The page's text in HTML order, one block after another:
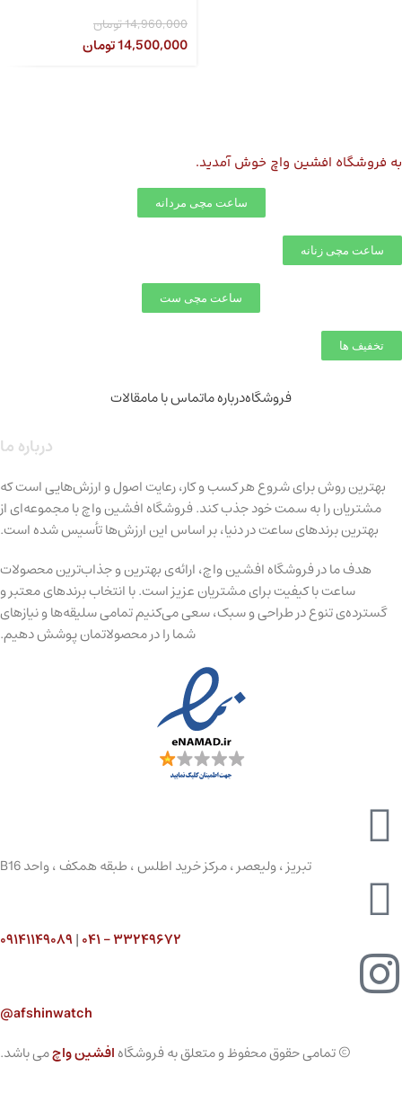
1302SG-7AVDF
14,960,000تومان
14,500,000تومان
به فروشگاه افشین واچ خوش آمدید.
ساعت مچی مردانه
ساعت مچی زنانه
ساعت مچی ست
تخفیف ها
فروشگاهدرباره ماتماس با مامقالات
درباره ما
بهترین روش برای شروع هر کسب و کار، رعایت اصول و ارزش‌هایی است که
مشتریان را به سمت خود جذب کند. فروشگاه افشین واچ با مجموعه‌ای از
بهترین برندهای ساعت در دنیا، بر اساس این ارزش‌ها تأسیس شده است.
هدف ما در فروشگاه افشین واچ، ارائه‌ی بهترین و جذاب‌ترین محصولات
ساعت با کیفیت برای مشتریان عزیز است. با انتخاب برندهای معتبر و
گسترده‌ی تنوع در طراحی و سبک، سعی می‌کنیم تمامی سلیقه‌ها و نیازهای
شما را در محصولاتمان پوشش دهیم.
تبریز ، ولیعصر ، مرکز خرید اطلس ، طبقه همکف ، واحد B16
۳۳۲۴۹۶۷۲ – ۰۴۱ |۰۹۱۴۱۱۴۹۰۸۹
afshinwatch@
© تمامی حقوق محفوظ و متعلق به فروشگاهافشین واچمی باشد.